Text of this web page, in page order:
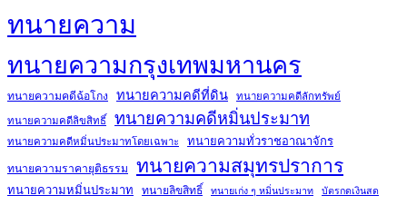
ทนายความ
ทนายความกรุงเทพมหานคร
ทนายความคดีฉ้อโกง ทนายความคดีที่ดิน ทนายความคดีลักทรัพย์
ทนายความคดีลิขสิทธิ์ ทนายความคดีหมิ่นประมาท
ทนายความคดีหมิ่นประมาทโดยเฉพาะ ทนายความทั่วราชอาณาจักร
ทนายความราคายุติธรรม ทนายความสมุทรปราการ
ทนายความหมิ่นประมาท ทนายลิขสิทธิ์ ทนายเก่ง ๆ หมิ่นประมาท บัตรกดเงินสด